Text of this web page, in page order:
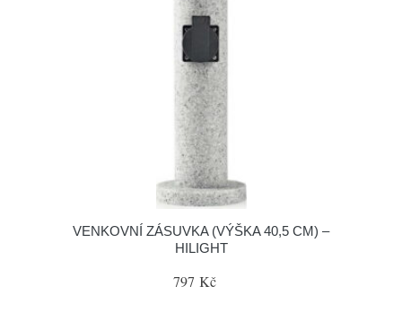
VENKOVNÍ ZÁSUVKA (VÝŠKA 40,5 CM) –
HILIGHT
797 Kč